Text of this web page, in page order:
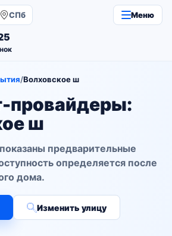
СПб Меню
/Волховское ш
провайдеры:
ш
предварительные
определяется после
дома.
Изменить улицу